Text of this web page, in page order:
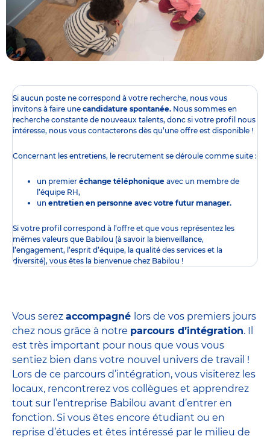
Si aucun poste ne correspond à votre recherche, nous vous
invitons à faire une candidature spontanée. Nous sommes en
recherche constante de nouveaux talents, donc si votre profil nous
intéresse, nous vous contacterons dès qu’une offre est disponible !
Concernant les entretiens, le recrutement se déroule comme suite :
un premier échange téléphonique avec un membre de
l’équipe RH,
un entretien en personne avec votre futur manager.
Si votre profil correspond à l’offre et que vous représentez les
mêmes valeurs que Babilou (à savoir la bienveillance,
l’engagement, l’esprit d’équipe, la qualité des services et la
diversité), vous êtes la bienvenue chez Babilou !
Vous serez accompagné lors de vos premiers jours
chez nous grâce à notre parcours d’intégration. Il
est très important pour nous que vous vous
sentiez bien dans votre nouvel univers de travail !
Lors de ce parcours d’intégration, vous visiterez les
locaux, rencontrerez vos collègues et apprendrez
tout sur l’entreprise Babilou avant d’entrer en
fonction. Si vous êtes encore étudiant ou en
reprise d’études et êtes intéressé par le milieu de